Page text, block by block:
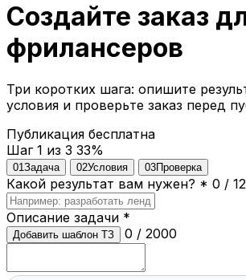
Создайте заказ
фрилансеров
Три коротких шага: опишите
условия и проверьте заказ перед
Публикация бесплатна
Шаг 1 из 3 33%
01 Задача 02Условия 03Проверка
Какой результат вам нужен? * 0 /
Описание задачи *
Добавить шаблон ТЗ 0 / 2000